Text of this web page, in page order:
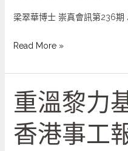
梁翠華博士 崇真會訊第236
德
師
Read More »
重溫黎力
香港事工
重
溫
黎
力